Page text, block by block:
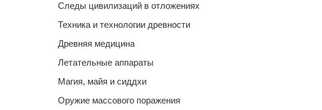
Следы цивилизаций в отложениях
Техника и технологии древности
Древняя медицина
Летательные аппараты
Магия, майя и сиддхи
Оружие массового поражения